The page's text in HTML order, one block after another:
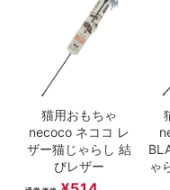
猫用おもちゃ
necoco ネココ レ
ザー猫じゃらし 結
びレザー
ゃ